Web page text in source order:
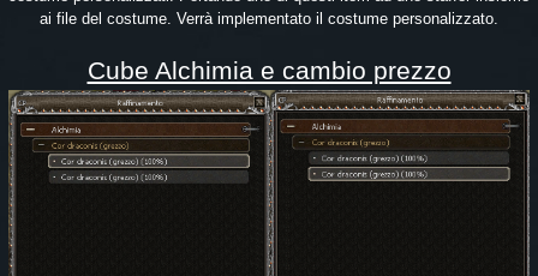
ai file del costume. Verrà implementato il costume personalizzato.
Cube Alchimia e cambio prezzo